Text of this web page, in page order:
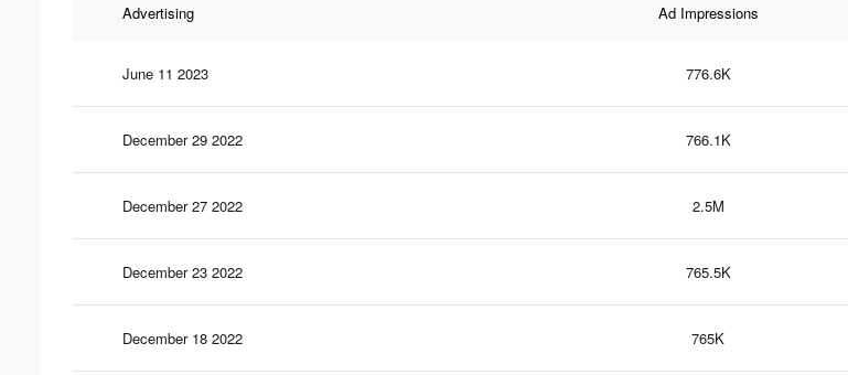
Advertising Ad Impressions
June 11 2023 776.6K
December 29 2022 766.1K
December 27 2022 2.5M
December 23 2022 765.5K
December 18 2022 765K